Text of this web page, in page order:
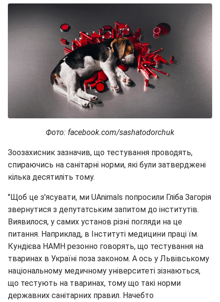
Фото: facebook.com/sashatodorchuk
Зоозахисник зазначив, що тестування проводять,
спираючись на санітарні норми, які були затверджені
кілька десятиліть тому.
"Щоб це з'ясувати, ми UAnimals попросили Гліба Загорія
звернутися з депутатським запитом до інститутів.
Виявилося, у самих установ різні погляди на це
питання. Наприклад, в Інституті медицини праці їм.
Кундієва НАМН резонно говорять, що тестування на
тваринах в Україні поза законом. А ось у Львівському
національному медичному університеті зізнаються,
що тестують на тваринах, тому що такі норми
державних санітарних правил. Начебто